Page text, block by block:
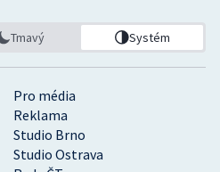
Pro média
Reklama
Studio Brno
Studio Ostrava
Tmavý Systém